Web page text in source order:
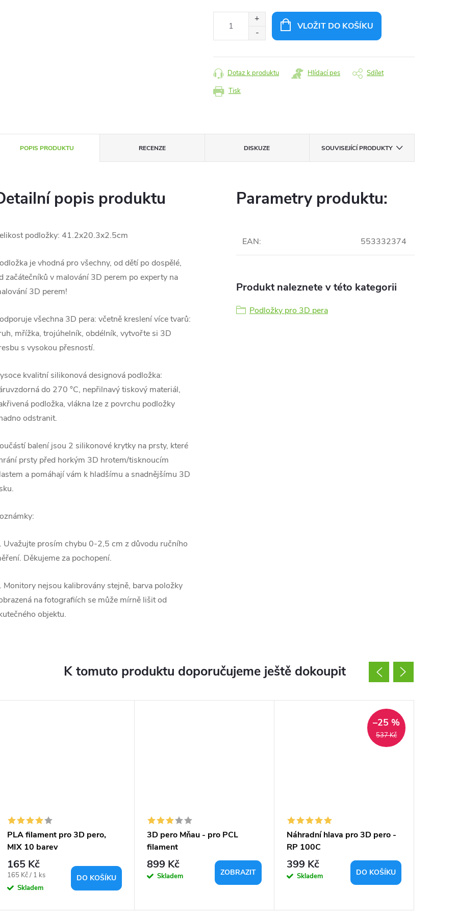
VLOŽIT DO KOŠÍKU
Tisk
Dotaz k produktu Hlídací pes Sdílet
POPIS PRODUKTU RECENZE DISKUZE SOUVISEJÍCÍ PRODUKTY
popis produktu
podložky: 41.2x20.3x2.5cm
je vhodná pro všechny, od dětí po dospělé,
začátečníků v malování 3D perem po experty na
3D perem!
všechna 3D pera: včetně kreslení více tvarů:
mřížka, trojúhelník, obdélník, vytvořte si 3D
s vysokou přesností.
kvalitní silikonová designová podložka:
do 270 °C, nepřilnavý tiskový materiál,
podložka, vlákna lze z povrchu podložky
odstranit.
balení jsou 2 silikonové krytky na prsty, které
prsty před horkým 3D hrotem/tisknoucím
a pomáhají vám k hladšímu a snadnějšímu 3D
Uvažujte prosím chybu 0-2,5 cm z důvodu ručního
Děkujeme za pochopení.
Monitory nejsou kalibrovány stejně, barva položky
na fotografiích se může mírně lišit od
objektu.
Parametry produktu:
EAN: 553332374
Produkt naleznete v této kategorii
Podložky pro 3D pera
K tomuto produktu doporučujeme ještě dokoupit
PLA filament pro 3D pero,
MIX 10 barev
165 Kč
Měrná
cena:
165 Kč / 1 ks
Skladem
DO KOŠÍKU
3D pero Mňau - pro PCL
filament
899 Kč
Skladem ZOBRAZIT
537 Kč
–25 %
Náhradní hlava pro 3D pero -
RP 100C
399 Kč
Skladem DO KOŠÍKU